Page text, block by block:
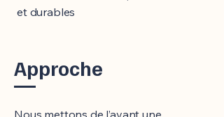
et durables
Approche
Nous mettons de l’avant une